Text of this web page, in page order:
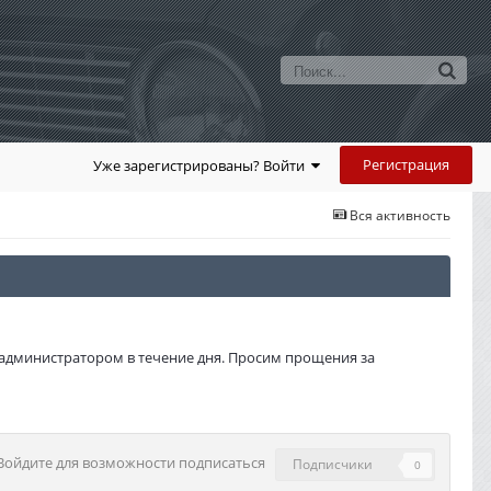
Уже зарегистрированы? Войти Регистрация
Вся активность
в течение дня. Просим прощения за
для возможности подписаться Подписчики 0